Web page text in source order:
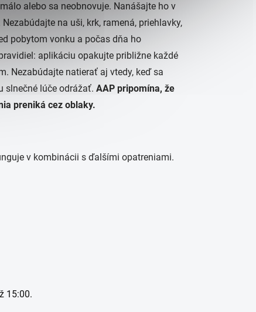
alebo sa neobnovuje. Nanášajte ho v
na uši, krk, ramená, priehlavky,
pobytom vonku a počas dňa ho
aplikáciu opakujte približne každé
Nezabúdajte natierať aj vtedy, keď sa
slnečné lúče odrážať. AAP pripomína, že
preniká cez oblaky.
v kombinácii s ďalšími opatreniami.
15:00.